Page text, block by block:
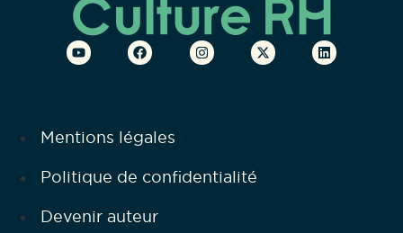
Mentions légales
Politique de confidentialité
Devenir auteur